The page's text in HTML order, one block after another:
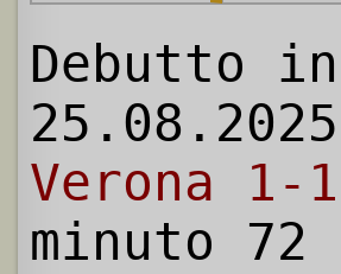
Debutto
Verona 1-1
minuto 72